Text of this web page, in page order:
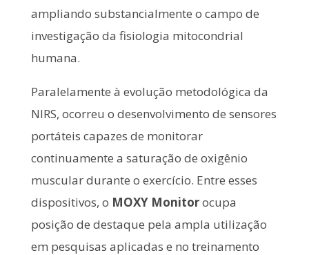
ampliando substancialmente o campo de
investigação da fisiologia mitocondrial
humana.
Paralelamente à evolução metodológica da
NIRS, ocorreu o desenvolvimento de sensores
portáteis capazes de monitorar
continuamente a saturação de oxigênio
muscular durante o exercício. Entre esses
dispositivos, o MOXY Monitorocupa
posição de destaque pela ampla utilização
em pesquisas aplicadas e no treinamento